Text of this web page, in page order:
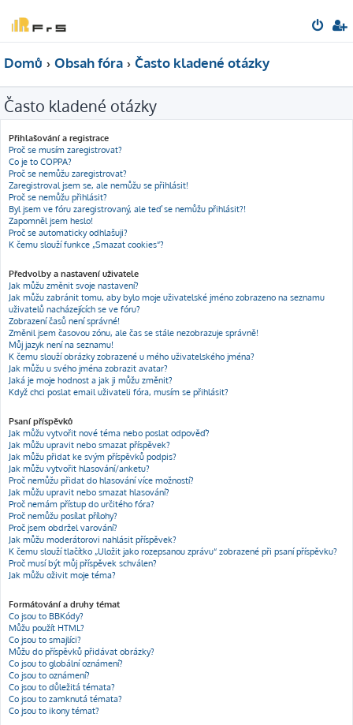
Domů Obsah fóra Často kladené otázky
Často kladené otázky
Přihlašování a registrace
Proč se musím zaregistrovat?
Co je to COPPA?
Proč se nemůžu zaregistrovat?
Zaregistroval jsem se, ale nemůžu se přihlásit!
Proč se nemůžu přihlásit?
Byl jsem ve fóru zaregistrovaný, ale teď se nemůžu přihlásit?!
Zapomněl jsem heslo!
Proč se automaticky odhlašuji?
K čemu slouží funkce „Smazat cookies“?
Předvolby a nastavení uživatele
Jak můžu změnit svoje nastavení?
Jak můžu zabránit tomu, aby bylo moje uživatelské jméno zobrazeno na seznamu
uživatelů nacházejících se ve fóru?
Zobrazení časů není správné!
Změnil jsem časovou zónu, ale čas se stále nezobrazuje správně!
Můj jazyk není na seznamu!
K čemu slouží obrázky zobrazené u mého uživatelského jména?
Jak můžu u svého jména zobrazit avatar?
Jaká je moje hodnost a jak ji můžu změnit?
Když chci poslat email uživateli fóra, musím se přihlásit?
Psaní příspěvků
Jak můžu vytvořit nové téma nebo poslat odpověď?
Jak můžu upravit nebo smazat příspěvek?
Jak můžu přidat ke svým příspěvků podpis?
Jak můžu vytvořit hlasování/anketu?
Proč nemůžu přidat do hlasování více možností?
Jak můžu upravit nebo smazat hlasování?
Proč nemám přístup do určitého fóra?
Proč nemůžu posílat přílohy?
Proč jsem obdržel varování?
Jak můžu moderátorovi nahlásit příspěvek?
K čemu slouží tlačítko „Uložit jako rozepsanou zprávu“ zobrazené při psaní příspěvku?
Proč musí být můj příspěvek schválen?
Jak můžu oživit moje téma?
Formátování a druhy témat
Co jsou to BBKódy?
Můžu použít HTML?
Co jsou to smajlíci?
Můžu do příspěvků přidávat obrázky?
Co jsou to globální oznámení?
Co jsou to oznámení?
Co jsou to důležitá témata?
Co jsou to zamknutá témata?
Co jsou to ikony témat?